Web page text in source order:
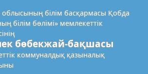
облысының білім басқармасы Қобда
білім бөлімі» мемлекеттік
бөбекжай-бақшасы
коммуналдық қазыналық